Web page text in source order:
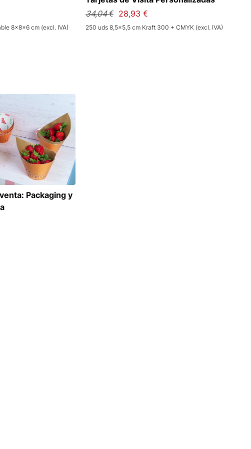
8x8x6 cm (excl. IVA)
34,04 € 28,93 €
250 uds 8,5x5,5 cm Kraft 300 + CMYK (excl. IVA)
Packaging y